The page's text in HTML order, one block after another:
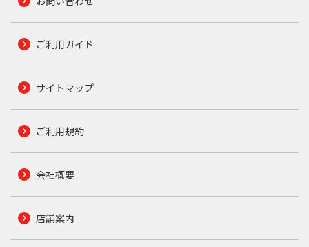
ご利用ガイド
サイトマップ
ご利用規約
会社概要
店舗案内